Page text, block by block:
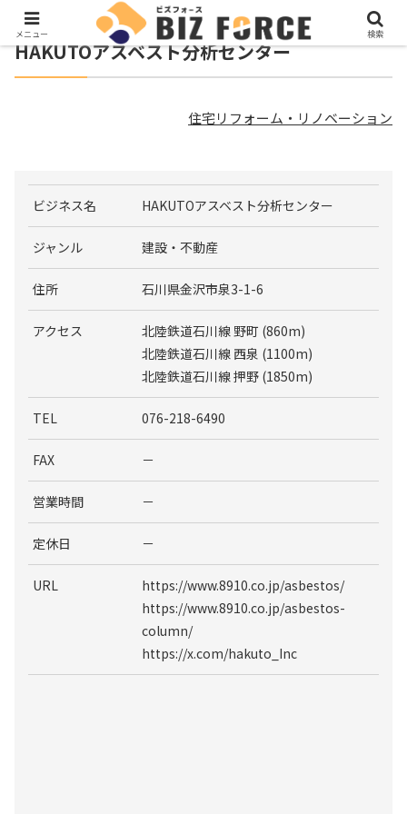
HAKUTOアスベスト分析センター
住宅リフォーム・リノベーション
ビジネス名 HAKUTOアスベスト分析センター
ジャンル 建設・不動産
住所 石川県金沢市泉3-1-6
アクセス
北陸鉄道石川線 野町 (860m)
北陸鉄道石川線 西泉 (1100m)
北陸鉄道石川線 押野 (1850m)
TEL 076-218-6490
FAX －
営業時間 －
定休日 －
URL
https://www.8910.co.jp/asbestos/
https://www.8910.co.jp/asbestos-
column/
https://x.com/hakuto_Inc
メニュー 検索